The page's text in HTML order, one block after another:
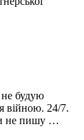
не будую
війною. 24/7.
не пишу …